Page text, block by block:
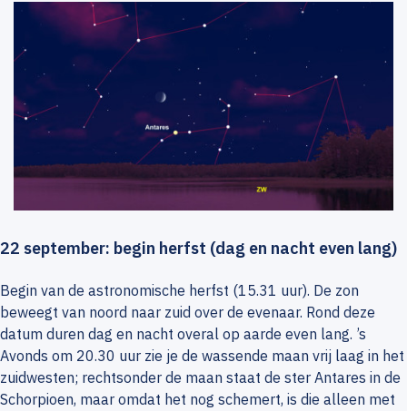
22 september: begin herfst (dag en nacht even lang)
Begin van de astronomische herfst (15.31 uur). De zon
beweegt van noord naar zuid over de evenaar. Rond deze
datum duren dag en nacht overal op aarde even lang. ’s
Avonds om 20.30 uur zie je de wassende maan vrij laag in het
zuidwesten; rechtsonder de maan staat de ster Antares in de
Schorpioen, maar omdat het nog schemert, is die alleen met